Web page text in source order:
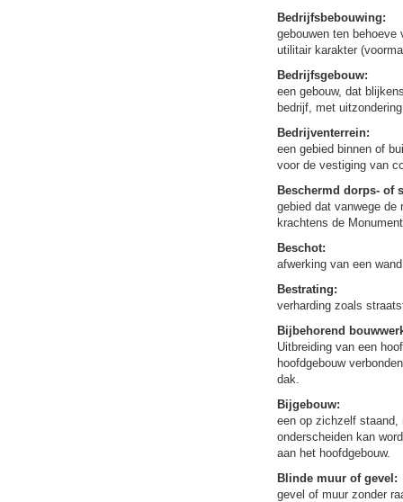
Bedrijfsbebouwing:
gebouwen ten
utilitair karakter
Bedrijfsgebouw:
een gebouw, dat
bedrijf, met
Bedrijventerrein:
een gebied binnen of
voor de vestiging van
Beschermd dorps- of
gebied dat vanwege de
krachtens de
Beschot:
afwerking van een
Bestrating:
verharding zoals
Bijbehorend
Uitbreiding van een
hoofdgebouw
dak.
Bijgebouw:
een op zichzelf staand,
onderscheiden kan
aan het hoofdgebouw.
Blinde muur of gevel:
gevel of muur zonder